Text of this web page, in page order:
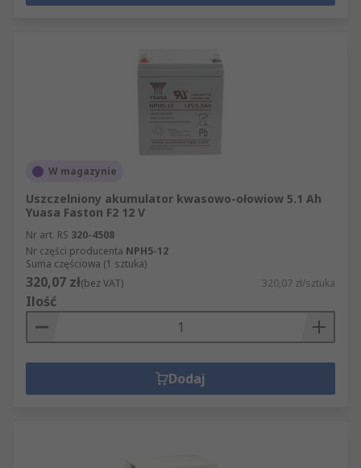
W magazynie
Uszczelniony akumulator kwasowo-ołowiow 5.1 Ah
Yuasa Faston F2 12 V
Nr art. RS 320-4508
Nr części producenta NPH5-12
Suma częściowa (1 sztuka)
320,07 zł(bez VAT) 320,07 zł/sztuka
Ilość
Dodaj